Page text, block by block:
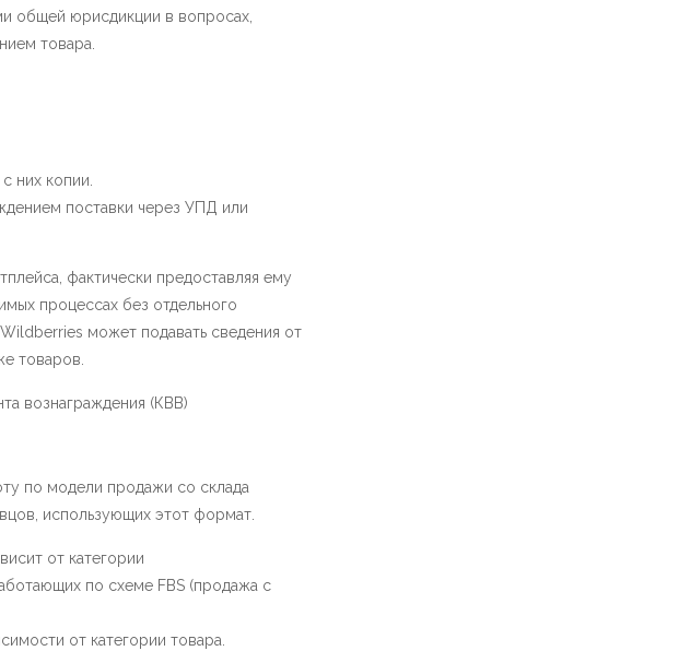
общей юрисдикции в вопросах,
товара.
них копии.
поставки через УПД или
фактически предоставляя ему
процессах без отдельного
может подавать сведения от
товаров.
вознаграждения (КВВ)
по модели продажи со склада
использующих этот формат.
от категории
по схеме FBS (продажа с
от категории товара.